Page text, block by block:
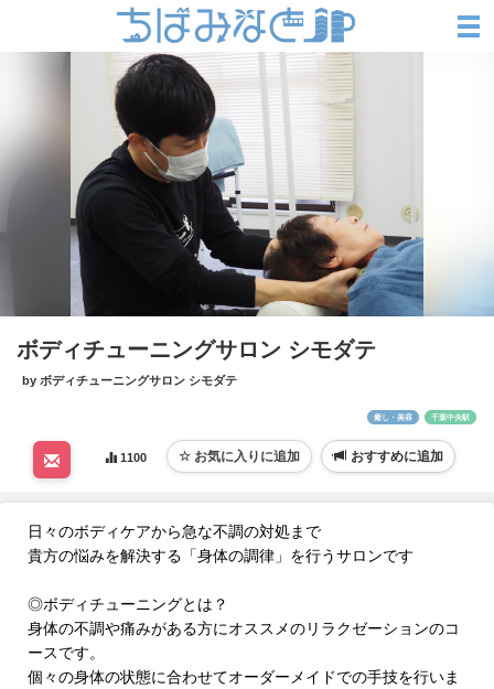
ボディチューニングサロン シモダテ
by ボディチューニングサロン シモダテ
癒し・美容 千葉中央駅
1100 おすすめに追加
日々のボディケアから急な不調の対処まで
貴方の悩みを解決する「身体の調律」を行うサロンです
◎ボディチューニングとは？
身体の不調や痛みがある方にオススメのリラクゼーションのコ
ースです。
個々の身体の状態に合わせてオーダーメイドでの手技を行いま